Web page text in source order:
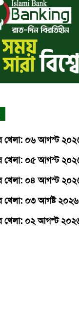
খেলা: ০৬ আগস্ট
খেলা: ০৫ আগস্ট
খেলা: ০৪ আগস্ট
খেলা: ০৩ আগষ্ট ২০২৬
খেলা: ০২ আগস্ট